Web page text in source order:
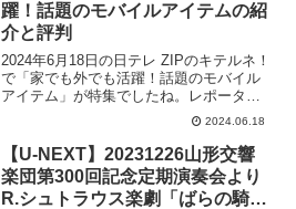
躍！話題のモバイルアイテムの紹
介と評判
2024年6月18日の日テレ ZIPのキテルネ！
で「家でも外でも活躍！話題のモバイル
アイテム」が特集でしたね。レポーター
はねおさん、ロケは渋谷ロフトでした。
ここでは番組内で出た商品のうち一部の
関連商品を紹介いたします。参考になれ
ば幸いです。
2024.06.18
【U-NEXT】20231226山形交響
楽団第300回記念定期演奏会より
R.シュトラウス楽劇「ばらの騎